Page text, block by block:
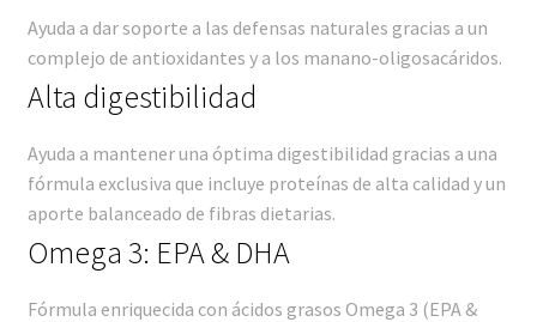
Ayuda a dar soporte a las defensas naturales gracias a un
complejo de antioxidantes y a los manano-oligosacáridos.
Alta digestibilidad
Ayuda a mantener una óptima digestibilidad gracias a una
fórmula exclusiva que incluye proteínas de alta calidad y un
aporte balanceado de fibras dietarias.
Omega 3: EPA & DHA
Fórmula enriquecida con ácidos grasos Omega 3 (EPA &